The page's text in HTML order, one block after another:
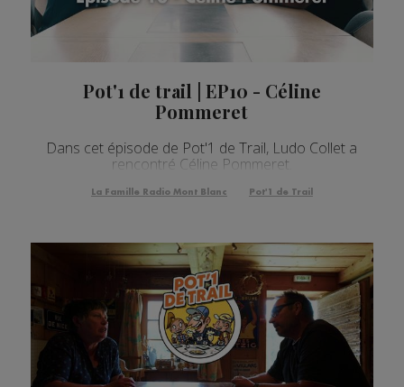
Pot'1 de trail | EP10 - Céline
Pommeret
Dans cet épisode de Pot'1 de Trail, Ludo Collet a
rencontré Céline Pommeret.
La Famille Radio Mont Blanc Pot'1 de Trail